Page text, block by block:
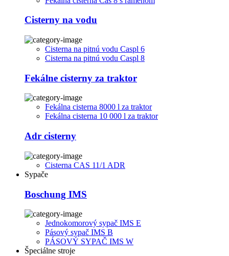
Cisterny na vodu
Cisterna na pitnú vodu Caspl 6
Cisterna na pitnú vodu Caspl 8
Fekálne cisterny za traktor
Fekálna cisterna 8000 l za traktor
Fekálna cisterna 10 000 l za traktor
Adr cisterny
Cisterna CAS 11/1 ADR
Sypače
Boschung IMS
Jednokomorový sypač IMS E
Pásový sypač IMS B
PÁSOVÝ SYPAČ IMS W
Špeciálne stroje